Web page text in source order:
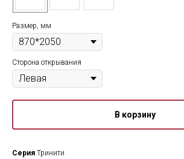
Размер, мм
Сторона открывания
В корзину
Серия Тринити